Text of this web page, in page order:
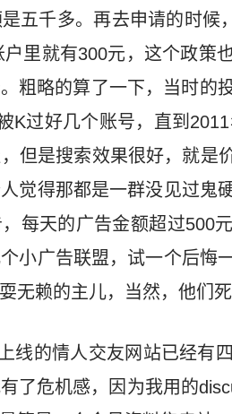
五千多。再去申请的时候
里就有300元，这个政策
粗略的算了一下，当时的
K过好几个账号，直到
但是搜索效果很好，就是
觉得那都是一群没见过鬼
每天的广告金额超过500
小广告联盟，试一个后悔
无赖的主儿，当然，他们死
线的情人交友网站已经有
了危机感，因为我用的